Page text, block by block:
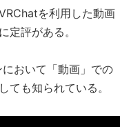
を利用した動画
定評がある。
おいて「動画」での
ても知られている。